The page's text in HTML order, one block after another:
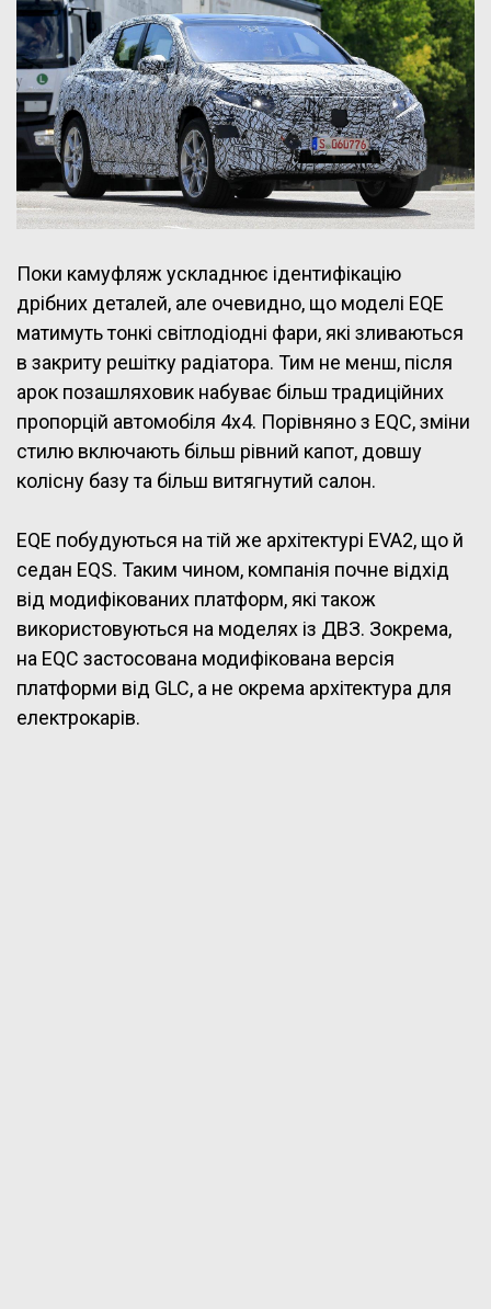
Поки камуфляж ускладнює ідентифікацію
дрібних деталей, але очевидно, що моделі EQE
матимуть тонкі світлодіодні фари, які зливаються
в закриту решітку радіатора. Тим не менш, після
арок позашляховик набуває більш традиційних
пропорцій автомобіля 4х4. Порівняно з EQC, зміни
стилю включають більш рівний капот, довшу
колісну базу та більш витягнутий салон.
EQE побудуються на тій же архітектурі EVA2, що й
седан EQS. Таким чином, компанія почне відхід
від модифікованих платформ, які також
використовуються на моделях із ДВЗ. Зокрема,
на EQC застосована модифікована версія
платформи від GLC, а не окрема архітектура для
електрокарів.